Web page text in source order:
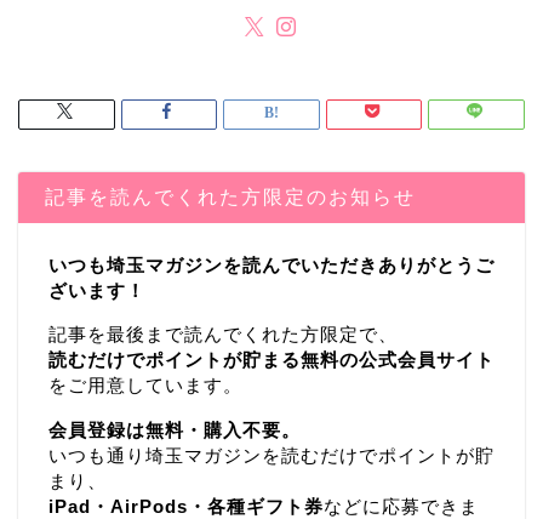
記事を読んでくれた方限定のお知らせ
いつも埼玉マガジンを読んでいただきありがとうご
ざいます！
記事を最後まで読んでくれた方限定で、
読むだけでポイントが貯まる無料の公式会員サイト
をご用意しています。
会員登録は無料・購入不要。
いつも通り埼玉マガジンを読むだけでポイントが貯
まり、
iPad・AirPods・各種ギフト券などに応募できま